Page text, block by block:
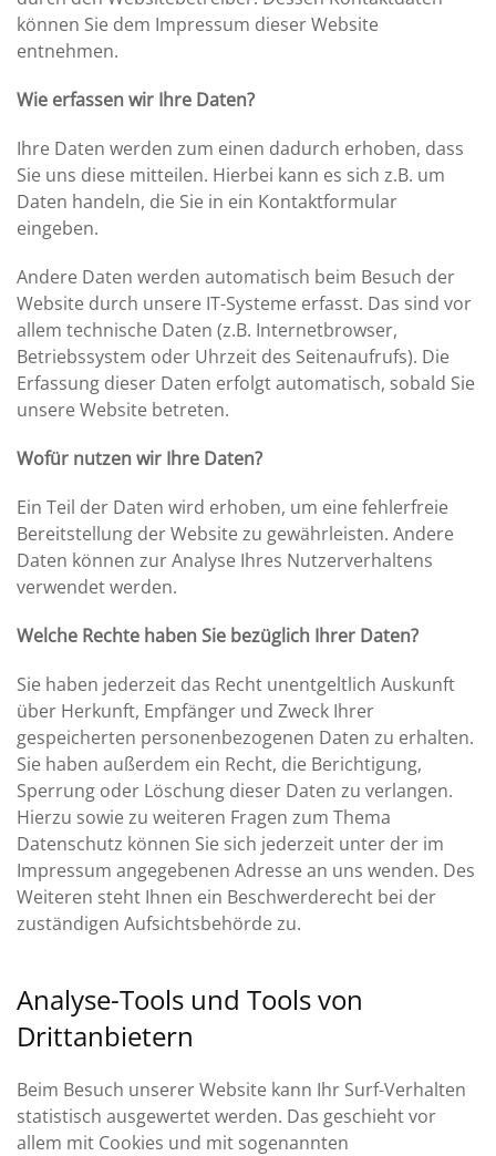
können Sie dem Impressum dieser Website
entnehmen.
Wie erfassen wir Ihre Daten?
Ihre Daten werden zum einen dadurch erhoben, dass
Sie uns diese mitteilen. Hierbei kann es sich z.B. um
Daten handeln, die Sie in ein Kontaktformular
eingeben.
Andere Daten werden automatisch beim Besuch der
Website durch unsere IT-Systeme erfasst. Das sind vor
allem technische Daten (z.B. Internetbrowser,
Betriebssystem oder Uhrzeit des Seitenaufrufs). Die
Erfassung dieser Daten erfolgt automatisch, sobald Sie
unsere Website betreten.
Wofür nutzen wir Ihre Daten?
Ein Teil der Daten wird erhoben, um eine fehlerfreie
Bereitstellung der Website zu gewährleisten. Andere
Daten können zur Analyse Ihres Nutzerverhaltens
verwendet werden.
Welche Rechte haben Sie bezüglich Ihrer Daten?
Sie haben jederzeit das Recht unentgeltlich Auskunft
über Herkunft, Empfänger und Zweck Ihrer
gespeicherten personenbezogenen Daten zu erhalten.
Sie haben außerdem ein Recht, die Berichtigung,
Sperrung oder Löschung dieser Daten zu verlangen.
Hierzu sowie zu weiteren Fragen zum Thema
Datenschutz können Sie sich jederzeit unter der im
Impressum angegebenen Adresse an uns wenden. Des
Weiteren steht Ihnen ein Beschwerderecht bei der
zuständigen Aufsichtsbehörde zu.
Analyse-Tools und Tools von
Drittanbietern
Beim Besuch unserer Website kann Ihr Surf-Verhalten
statistisch ausgewertet werden. Das geschieht vor
allem mit Cookies und mit sogenannten